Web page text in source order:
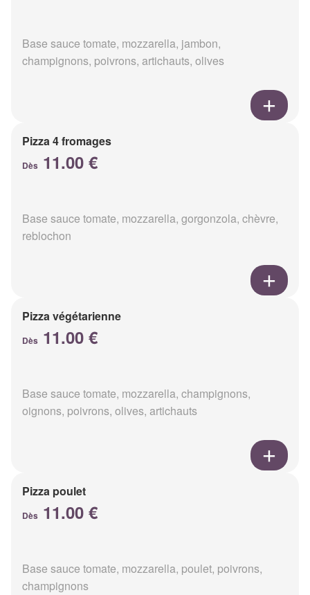
Base sauce tomate, mozzarella, jambon,
champignons, poivrons, artichauts, olives
Pizza 4 fromages
Dès 11.00 €
Base sauce tomate, mozzarella, gorgonzola, chèvre,
reblochon
Pizza végétarienne
Dès 11.00 €
Base sauce tomate, mozzarella, champignons,
oignons, poivrons, olives, artichauts
Pizza poulet
Dès 11.00 €
Base sauce tomate, mozzarella, poulet, poivrons,
champignons